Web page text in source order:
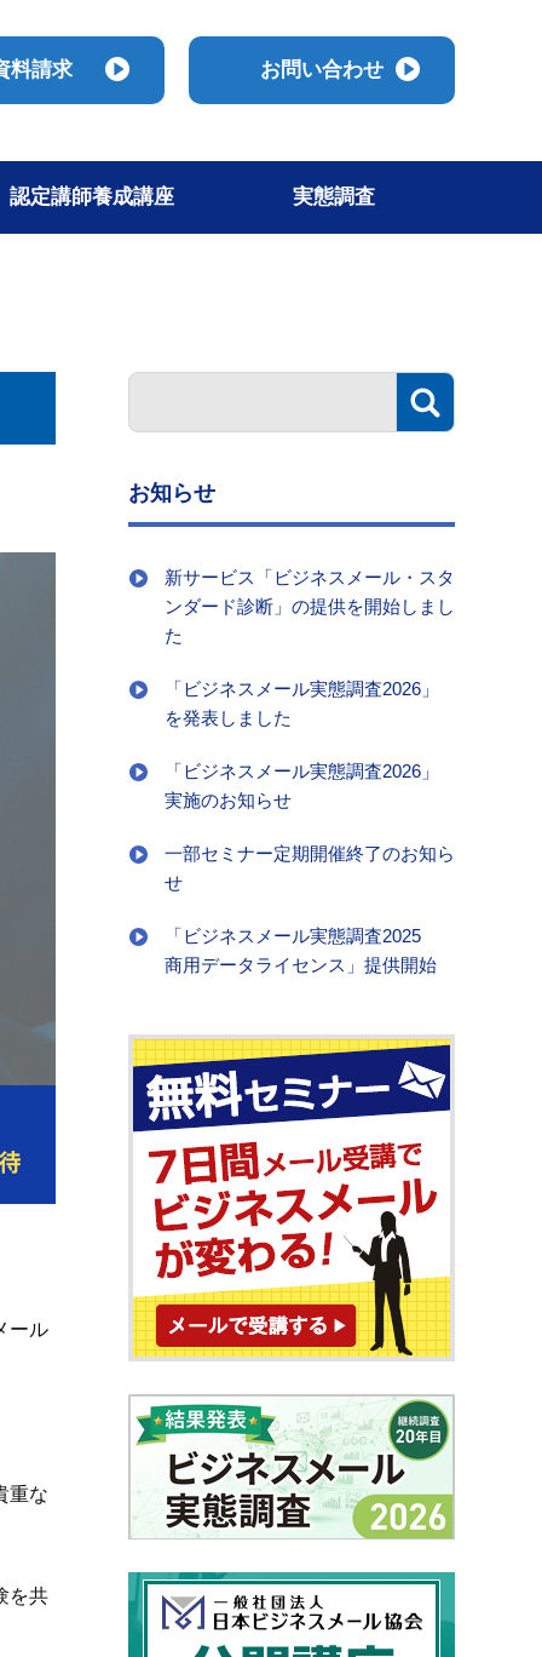
料請求 お問い合わせ
認定講師養成講座 実態調査
ール
重な
を共
お知らせ
新サービス「ビジネスメール・スタ
ンダード診断」の提供を開始しまし
た
「ビジネスメール実態調査2026」
を発表しました
「ビジネスメール実態調査2026」
実施のお知らせ
一部セミナー定期開催終了のお知ら
せ
「ビジネスメール実態調査2025
商用データライセンス」提供開始